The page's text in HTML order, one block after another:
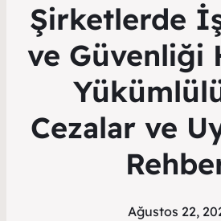
Şirketlerde İş
ve Güvenliği
Cezalar ve
Ağustos 22,